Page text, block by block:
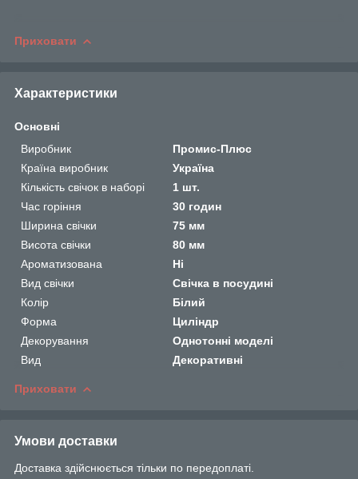
Приховати
Характеристики
Основні
Виробник
Промис-Плюс
Країна виробник
Україна
Кількість свічок в наборі
1 шт.
Час горіння
30 годин
Ширина свічки
75 мм
Висота свічки
80 мм
Ароматизована
Ні
Вид свічки
Свічка в посудині
Колір
Білий
Форма
Циліндр
Декорування
Однотонні моделі
Вид
Декоративні
Приховати
Умови доставки
Доставка здійснюється тільки по передоплаті.